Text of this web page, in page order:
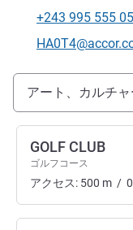
電話番号
+243 995 555
Eメール
アクセスと交通機
アート、カルチ
GOLF CLUB
ゴルフコース
アクセス: 500 m /